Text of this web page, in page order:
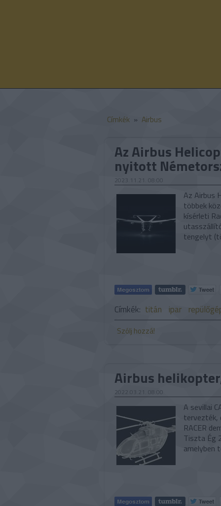
Címkék » Airbus
Az Airbus
nyitott
2023.11.21. 08:00
Az Airbus
többek
kísérleti
tengelyt
Címkék: titán ipar
Szólj hozzá!
Airbus
2022.03.21. 08:00
A sevillai
tervezték,
RACER
Tiszta Ég
amelyben